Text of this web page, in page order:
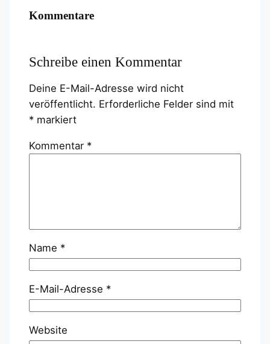
Kommentare
Schreibe einen Kommentar
Deine E-Mail-Adresse wird nicht
veröffentlicht. Erforderliche Felder sind mit
* markiert
Kommentar *
Name *
E-Mail-Adresse *
Website